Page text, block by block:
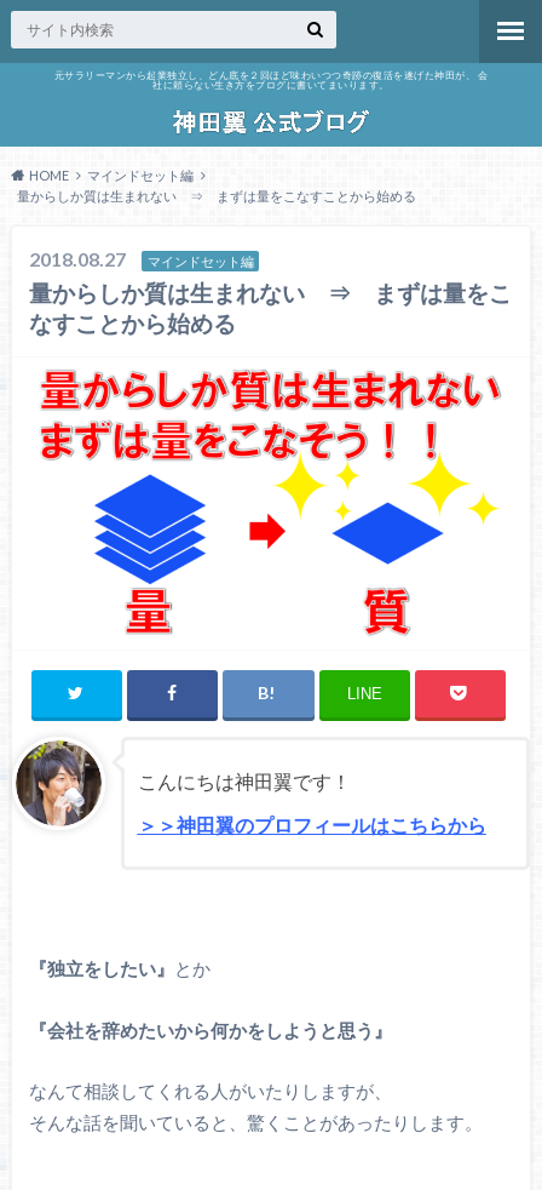
元サラリーマンから起業独立し、どん底を２回ほど味わいつつ奇跡の復活を遂げた神田が、 会
社に頼らない生き方をブログに書いてまいります。
HOME
マインドセット編
量からしか質は生まれない ⇒ まずは量をこなすことから始める
2018.08.27 マインドセット編
量からしか質は生まれない ⇒ まずは量をこ
なすことから始める
LINE
こんにちは神田翼です！
＞＞神田翼のプロフィールはこちらから
『独立をしたい』 とか
『会社を辞めたいから何かをしようと思う』
なんて相談してくれる人がいたりしますが、
そんな話を聞いていると、驚くことがあったりします。